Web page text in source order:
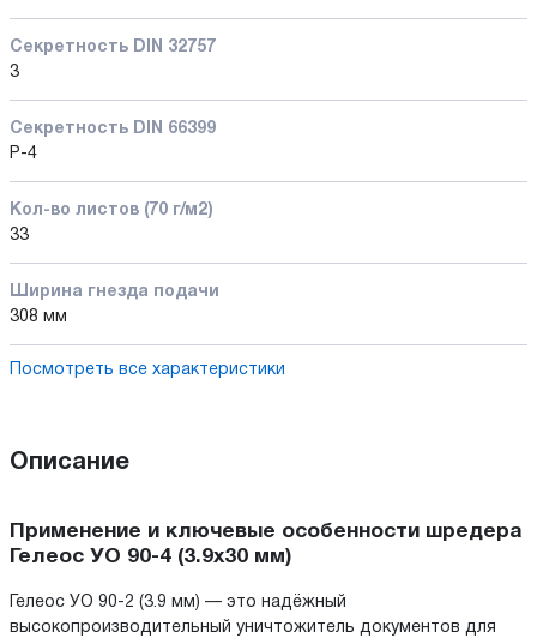
Секретность DIN 32757
3
Секретность DIN 66399
P-4
Кол-во листов (70 г/м2)
33
Ширина гнезда подачи
308 мм
Посмотреть все характеристики
Описание
Применение и ключевые особенности шредера
Гелеос УО 90-4 (3.9х30 мм)
Гелеос УО 90-2 (3.9 мм) — это надёжный
высокопроизводительный уничтожитель документов для